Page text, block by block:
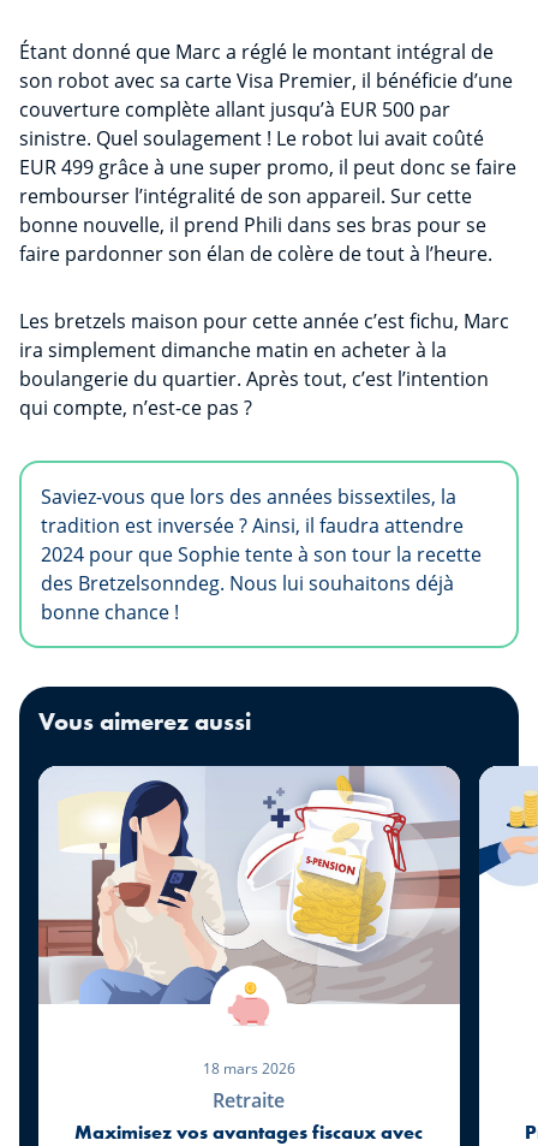
Étant donné que Marc a réglé le montant intégral de
son robot avec sa carte Visa Premier, il bénéficie d’une
couverture complète allant jusqu’à EUR 500 par
sinistre. Quel soulagement ! Le robot lui avait coûté
EUR 499 grâce à une super promo, il peut donc se faire
rembourser l’intégralité de son appareil. Sur cette
bonne nouvelle, il prend Phili dans ses bras pour se
faire pardonner son élan de colère de tout à l’heure.
Les bretzels maison pour cette année c’est fichu, Marc
ira simplement dimanche matin en acheter à la
boulangerie du quartier. Après tout, c’est l’intention
qui compte, n’est-ce pas ?
Saviez-vous que lors des années bissextiles, la
tradition est inversée ? Ainsi, il faudra attendre
2024 pour que Sophie tente à son tour la recette
des Bretzelsonndeg. Nous lui souhaitons déjà
bonne chance !
Vous aimerez aussi
18 mars 2026
Retraite
Maximisez vos avantages fiscaux avec